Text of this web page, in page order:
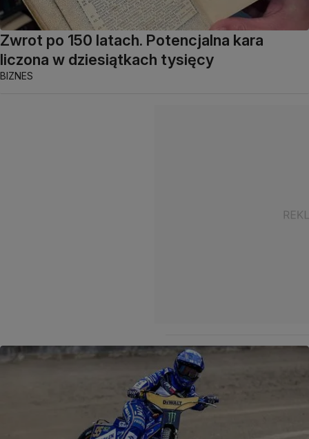
Zwrot po 150 latach. Potencjalna kara
liczona w dziesiątkach tysięcy
BIZNES